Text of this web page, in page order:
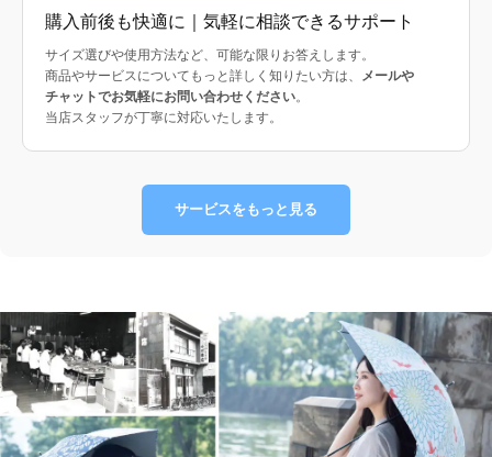
購入前後も快適に｜気軽に相談できるサポート
サイズ選びや使用方法など、可能な限りお答えします。
商品やサービスについてもっと詳しく知りたい方は、
メールや
チャットでお気軽にお問い合わせください。
当店スタッフが丁寧に対応いたします。
サービスをもっと見る